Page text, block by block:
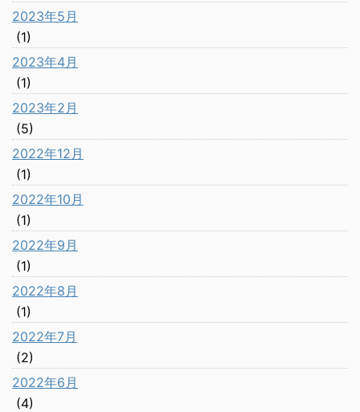
2023年5月
(1)
2023年4月
(1)
2023年2月
(5)
2022年12月
(1)
2022年10月
(1)
2022年9月
(1)
2022年8月
(1)
2022年7月
(2)
2022年6月
(4)